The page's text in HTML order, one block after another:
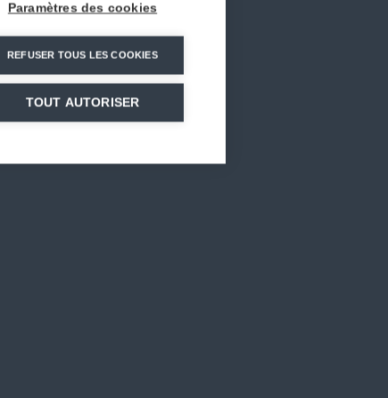
Paramètres des cookies
REFUSER TOUS LES COOKIES
TOUT AUTORISER